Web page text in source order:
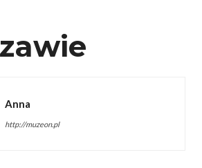
Anna
http://muzeon.pl